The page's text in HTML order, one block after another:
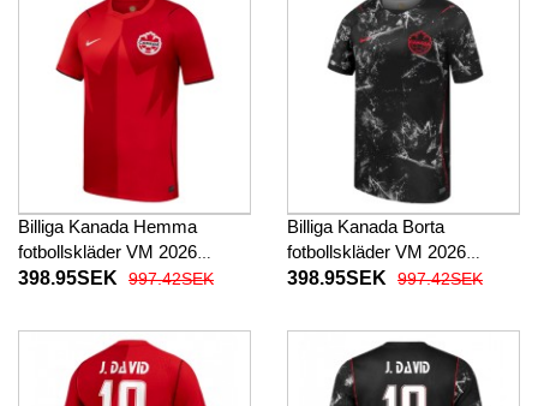
Billiga Kanada Hemma
fotbollskläder VM 2026
Kortärmad
398.95SEK 997.42SEK
Billiga Kanada Borta
fotbollskläder VM 2026
Kortärmad
398.95SEK 997.42SEK